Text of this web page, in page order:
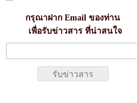
กรุณาฝาก Email ของท่าน
เพื่อรับข่าวสาร ที่น่าสนใจ